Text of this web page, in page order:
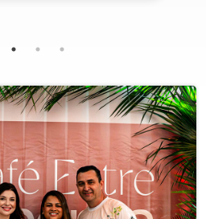
da empresa Seu
estratégias para
relacionamentos
oportunidades de
Municipal de Turismo e
Edna Carvalho, a Rede de
mais uma iniciativa da gestão
fortalecer o
o crescimento das